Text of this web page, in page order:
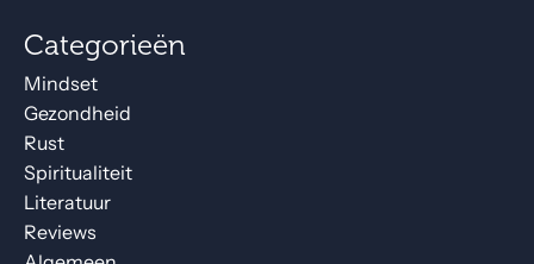
Categorieën
Mindset
Gezondheid
Rust
Spiritualiteit
Literatuur
Reviews